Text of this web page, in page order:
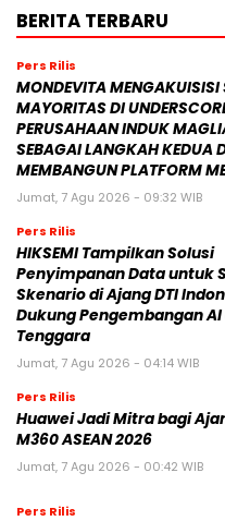
BERITA TERBARU
Pers Rilis
MONDEVITA
MAYORITAS DI
PERUSAHAAN INDUK
SEBAGAI LANGKAH KEDUA
MEMBANGUN PLATFORM
Jumat, 7 Agu 2026 - 09:32 WIB
Pers Rilis
HIKSEMI Tampilkan Solusi
Penyimpanan Data untuk
Skenario di Ajang DTI
Dukung Pengembangan AI
Tenggara
Jumat, 7 Agu 2026 - 04:14 WIB
Pers Rilis
Huawei Jadi Mitra bagi
M360 ASEAN 2026
Jumat, 7 Agu 2026 - 00:42 WIB
Pers Rilis